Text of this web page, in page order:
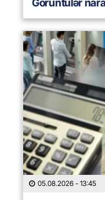
Görüntülər
05.08.2026 - 13:45